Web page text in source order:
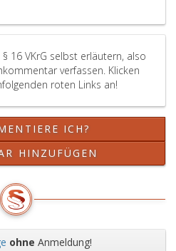
16 VKrG selbst erläutern, also
verfassen. Klicken
roten Links an!
ICH?
HINZUFÜGEN
ohne Anmeldung!